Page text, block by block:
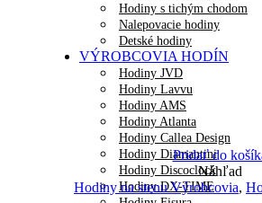
Hodiny s tichým chodom
Nalepovacie hodiny
Detské hodiny
VÝROBCOVIA HODÍN
Hodiny JVD
Hodiny Lavvu
Hodiny AMS
Hodiny Atlanta
Hodiny Callea Design
Hodiny Diamantini
Hodiny Discoclock
Hodiny DX-TIME
Pridať do
Náhľad
Hodiny na stenu Výrobcovia,